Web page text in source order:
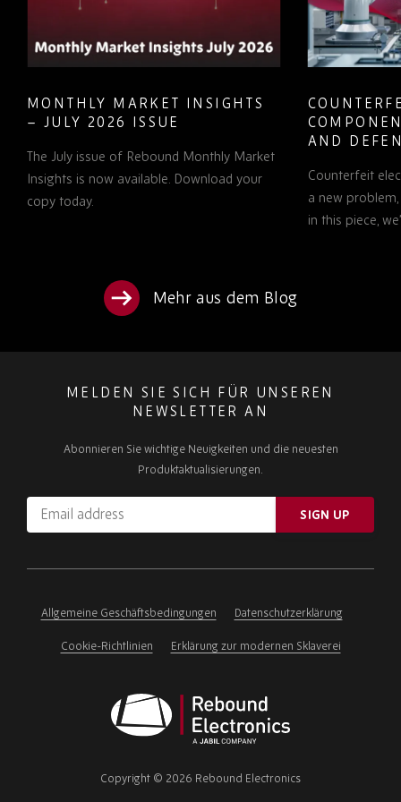
MONTHLY MARKET INSIGHTS
– JULY 2026 ISSUE
The July issue of Rebound Monthly Market
Insights is now available. Download your
copy today.
AND
TO KNOW
Counterfeit
a new
in this piece,
Mehr aus dem Blog
MELDEN SIE SICH FÜR UNSEREN
NEWSLETTER AN
Abonnieren Sie wichtige Neuigkeiten und die neuesten
Produktaktualisierungen.
Email
address
ignore
field
SIGN UP
Allgemeine Geschäftsbedingungen Datenschutzerklärung
Cookie-Richtlinien Erklärung zur modernen Sklaverei
Electronics
Copyright © 2026 Rebound Electronics